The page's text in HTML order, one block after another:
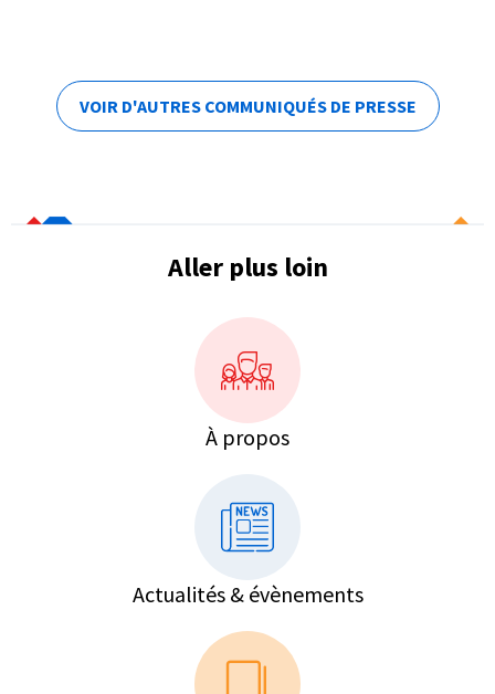
VOIR D'AUTRES COMMUNIQUÉS DE PRESSE
Aller plus loin
À propos
Actualités & évènements